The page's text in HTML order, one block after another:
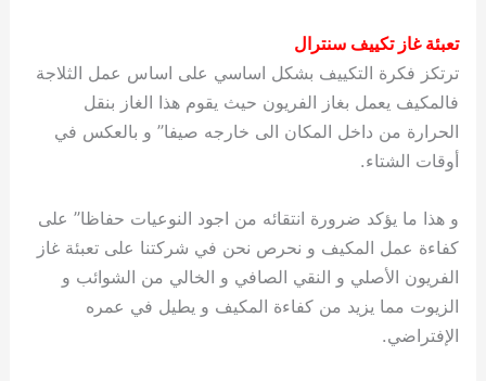
تعبئة غاز تكييف سنترال
ترتكز فكرة التكييف بشكل اساسي على اساس عمل الثلاجة
فالمكيف يعمل بغاز الفريون حيث يقوم هذا الغاز بنقل
الحرارة من داخل المكان الى خارجه صيفا” و بالعكس في
أوقات الشتاء.
و هذا ما يؤكد ضرورة انتقائه من اجود النوعيات حفاظا” على
كفاءة عمل المكيف و نحرص نحن في شركتنا على تعبئة غاز
الفريون الأصلي و النقي الصافي و الخالي من الشوائب و
الزيوت مما يزيد من كفاءة المكيف و يطيل في عمره
الإفتراضي.